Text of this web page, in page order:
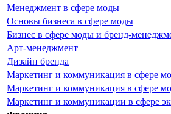
Менеджмент в сфере моды
Основы бизнеса в сфере моды
Бизнес в сфере моды и бренд-
Арт-менеджмент
Дизайн бренда
Маркетинг и коммуникация в сфере
Маркетинг и коммуникация в сфере
Маркетинг и коммуникации в сфере